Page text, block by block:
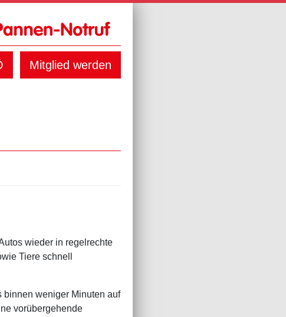
Mitglied werden
wieder in regelrechte
Tiere schnell
binnen weniger Minuten auf
vorübergehende